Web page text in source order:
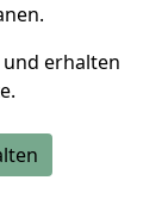
und erhalten